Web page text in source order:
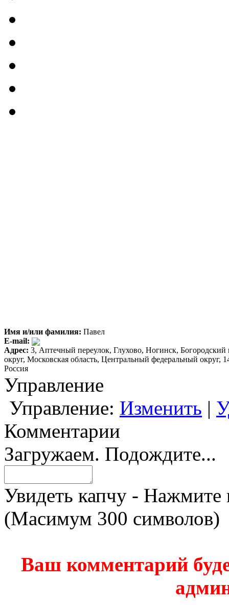
Имя и/или фамилия: Павел
E-mail:
Адрес: 3, Аптечный переулок, Глухово, Ногинск, Богородский
округ, Московская область, Центральный федеральный округ,
Россия
Управление
Управление: Изменить |
Комментарии
Загружаем. Подождите...
Увидеть капчу - Нажмите
(Масимум 300 символов)
Ваш комментарий